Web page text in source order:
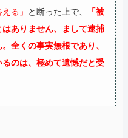
る」
と断った上で、
「被
ありません、まして逮捕
全くの事実無根であり、
のは、極めて遺憾だと受